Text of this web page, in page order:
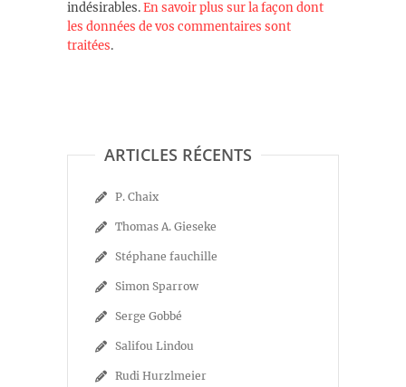
indésirables.En savoir plus sur la façon dont
les données de vos commentaires sont
traitées.
ARTICLES RÉCENTS
P. Chaix
Thomas A. Gieseke
Stéphane fauchille
Simon Sparrow
Serge Gobbé
Salifou Lindou
Rudi Hurzlmeier